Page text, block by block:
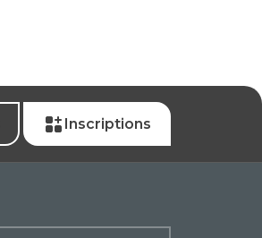
Inscriptions